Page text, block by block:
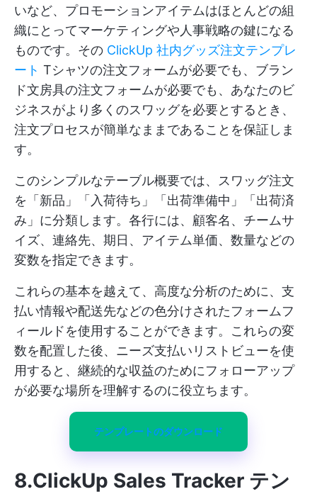
いなど、プロモーションアイテムはほとんどの組
織にとってマーケティングや人事戦略の鍵になる
ものです。その ClickUp 社内グッズ注文テンプレ
ート Tシャツの注文フォームが必要でも、ブラン
ド文房具の注文フォームが必要でも、あなたのビ
ジネスがより多くのスワッグを必要とするとき、
注文プロセスが簡単なままであることを保証しま
す。
このシンプルなテーブル概要では、スワッグ注文
を「新品」「入荷待ち」「出荷準備中」「出荷済
み」に分類します。各行には、顧客名、チームサ
イズ、連絡先、期日、アイテム単価、数量などの
変数を指定できます。
これらの基本を越えて、高度な分析のために、支
払い情報や配送先などの色分けされたフォームフ
ィールドを使用することができます。これらの変
数を配置した後、ニーズ支払いリストビューを使
用すると、継続的な収益のためにフォローアップ
が必要な場所を理解するのに役立ちます。
テンプレートのダウンロード
8.ClickUp Sales Tracker テン